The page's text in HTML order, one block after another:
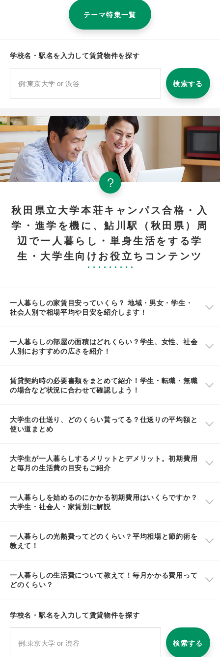
テーマ特集一覧
学校名・駅名を入力して賃貸物件を探す
検索する
秋田県立大学本荘キャンパス合格・入
学・進学を機に、鮎川駅（秋田県）周
辺で一人暮らし・単身生活をする学
生・大学生向けお役立ちコンテンツ
一人暮らしの家賃目安っていくら？ 地域・男女・学生・
社会人別で相場平均や目安を紹介します！
一人暮らしの部屋の面積はどれくらい？学生、女性、社会
人別におすすめの広さを紹介！
賃貸契約時の必要書類をまとめて紹介！学生・転職・無職
の場合など状況に合わせて確認しよう！
大学生の仕送り、どのくらい貰ってる？仕送りの平均額と
使い道まとめ
大学生が一人暮らしするメリットとデメリット。初期費用
と毎月の生活費の目安もご紹介
一人暮らしを始めるのにかかる初期費用はいくらですか？
大学生・社会人・家賃別に解説
一人暮らしの光熱費ってどのくらい？平均相場と節約術を
教えて！
一人暮らしの生活費について教えて！毎月かかる費用って
どのくらい？
学校名・駅名を入力して賃貸物件を探す
検索する